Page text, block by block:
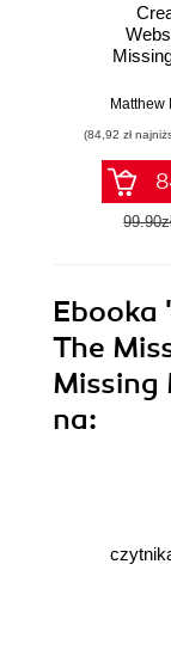
Matthew
(84,92 zł
Ebooka
The
Missing
na: